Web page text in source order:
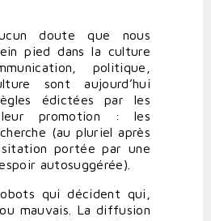
doute que nous
pied dans la culture
politique,
sont aujourd’hui
édictées par les
promotion : les
(au pluriel après
portée par une
autosuggérée).
qui décident qui,
mauvais. La diffusion